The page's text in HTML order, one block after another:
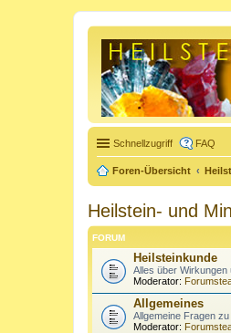
Schnellzugriff FAQ
Foren-Übersicht
Heilstein- und
FORUM
Heilsteinkunde
Alles über Wirkungen
Moderator:
Allgemeines
Allgemeine Fragen
Moderator: